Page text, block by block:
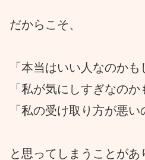
だからこそ、
「本当はいい人なのかも
「私が気にしすぎなのか
「私の受け取り方が悪い
と思ってしまうことがあ